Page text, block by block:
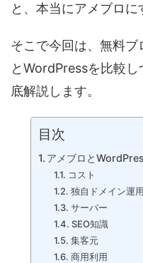
と、本当にアメブロに
そこで今回は、無料ブ
とWordPressを比較
底解説します。
目次
アメブロと
コスト
独自ドメイン運用
サーバー
SEO知識
集客元
商用利用